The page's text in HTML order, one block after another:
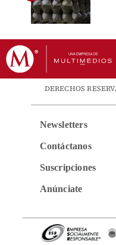
DERECHOS
Newsletters
Contáctanos
Suscripciones
Anúnciate